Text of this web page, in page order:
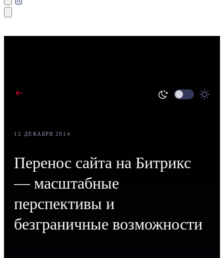
12 ДЕКАБРЯ 2014
Перенос сайта на Битрикс
— масштабные
перспективы и
безграничные возможности